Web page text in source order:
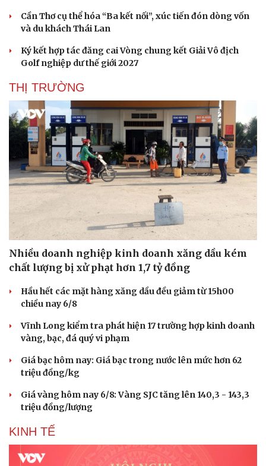
Cần Thơ cụ thể hóa “Ba kết nối”, xúc tiến đón dòng vốn
và du khách Thái Lan
Ký kết hợp tác đăng cai Vòng chung kết Giải Vô địch
Golf nghiệp dư thế giới 2027
THỊ TRƯỜNG
Nhiều doanh nghiệp kinh doanh xăng dầu kém
chất lượng bị xử phạt hơn 1,7 tỷ đồng
Hầu hết các mặt hàng xăng dầu đều giảm từ 15h00
chiều nay 6/8
Vĩnh Long kiểm tra phát hiện 17 trường hợp kinh doanh
vàng, bạc, đá quý vi phạm
Giá bạc hôm nay: Giá bạc trong nước lên mức hơn 62
triệu đồng/kg
Giá vàng hôm nay 6/8: Vàng SJC tăng lên 140,3 - 143,3
triệu đồng/lượng
KINH TẾ